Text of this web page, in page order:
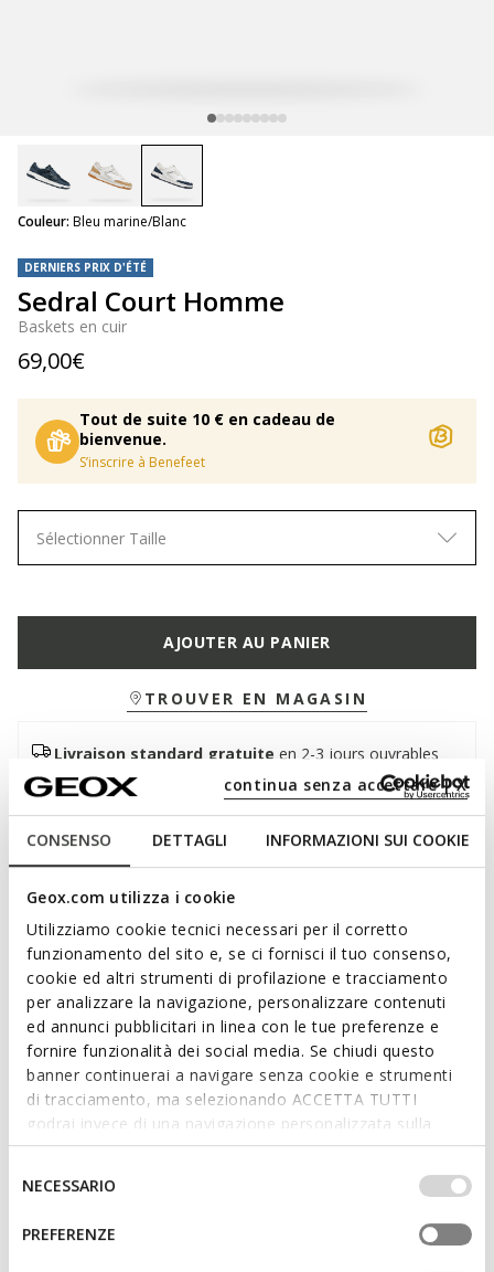
CONSENSO DETTAGLI INFORMAZIONI SUI COOKIE
Geox.com utilizza i cookie
Utilizziamo cookie tecnici necessari per il corretto
funzionamento del sito e, se ci fornisci il tuo consenso,
cookie ed altri strumenti di profilazione e tracciamento
per analizzare la navigazione, personalizzare contenuti
ed annunci pubblicitari in linea con le tue preferenze e
fornire funzionalità dei social media. Se chiudi questo
banner continuerai a navigare senza cookie e strumenti
di tracciamento, ma selezionando ACCETTA TUTTI
godrai invece di una navigazione personalizzata sulla
base dei tuoi gusti ed interessi. Selezionando
IMPOSTAZIONI potrai anche scegliere quali cookies ed
altri strumenti di tracciamento autorizzare. Per maggiori
informazioni o per modificare in qualsiasi momento le
tue impostazioni, visita la nostra
consenso
NECESSARIO
PREFERENZE
continua senza accettare | X
DERNIERS PRIX D'ÉTÉ
Sedral Court Homme
Baskets en cuir
69,00€
Tout de suite 10 € en cadeau de
bienvenue.
S’inscrire à Benefeet
Couleur: Bleu marine/Blancselected
Sélectionner Taille
AJOUTER AU PANIER
TROUVER EN MAGASIN
Livraison standard gratuite en 2-3 jours ouvrables
Retour gratuit
dans un délai de 30 jours à compter de
la livraison
Description
Sneaker pour homme d'inspiration tennis aux lignes
contemporaines. Dans cette teinte qui mélange le bleu
marine et le blanc, elle présente une empeigne en matière
effet nubuck et cuir. Parfaite pour les tenues décontractées
de tous les jours, la Sedral Court allie style et confort optimal.
CODE PRODUIT:U65M5C0EK9BC4211
Caractéristiques